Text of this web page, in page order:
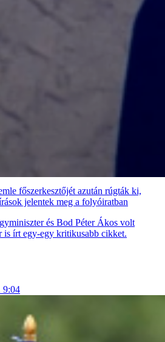
főszerkesztőjét azután rúgták ki,
jelentek meg a folyóiratban
és Bod Péter Ákos volt
is írt egy-egy kritikusabb cikket.
9:04